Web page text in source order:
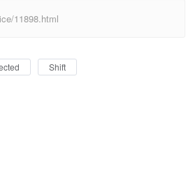
11898.html
Shift